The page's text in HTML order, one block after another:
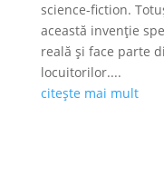
science-fiction.
această invenție
reală și face parte
locuitorilor....
citește mai mult